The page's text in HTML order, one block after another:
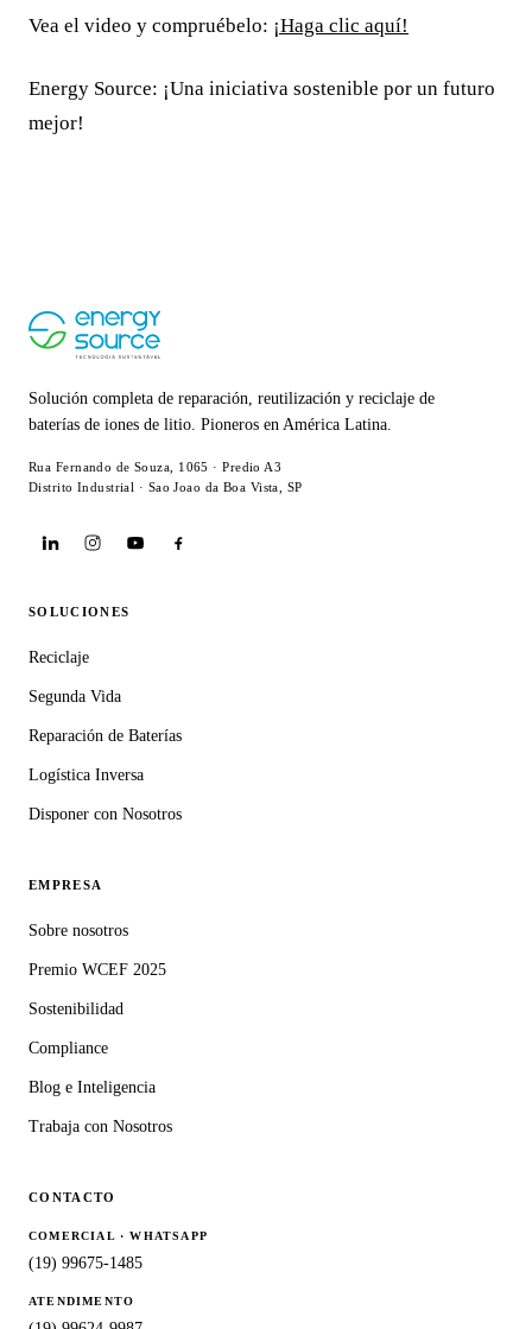
Vea el video y compruébelo: ¡Haga clic aquí!
Energy Source: ¡Una iniciativa sostenible por un futuro
mejor!
Solución completa de reparación, reutilización y reciclaje de
baterías de iones de litio. Pioneros en América Latina.
Rua Fernando de Souza, 1065 · Predio A3
Distrito Industrial · Sao Joao da Boa Vista, SP
SOLUCIONES
Reciclaje
Segunda Vida
Reparación de Baterías
Logística Inversa
Disponer con Nosotros
EMPRESA
Sobre nosotros
Premio WCEF 2025
Sostenibilidad
Compliance
Blog e Inteligencia
Trabaja con Nosotros
CONTACTO
COMERCIAL · WHATSAPP
(19) 99675-1485
ATENDIMENTO